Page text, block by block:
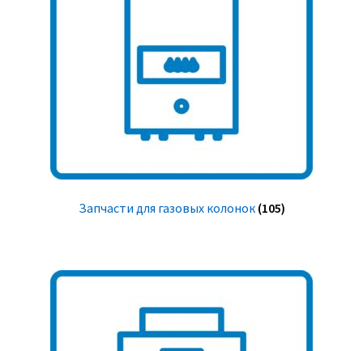
Запчасти для газовых колонок (105)